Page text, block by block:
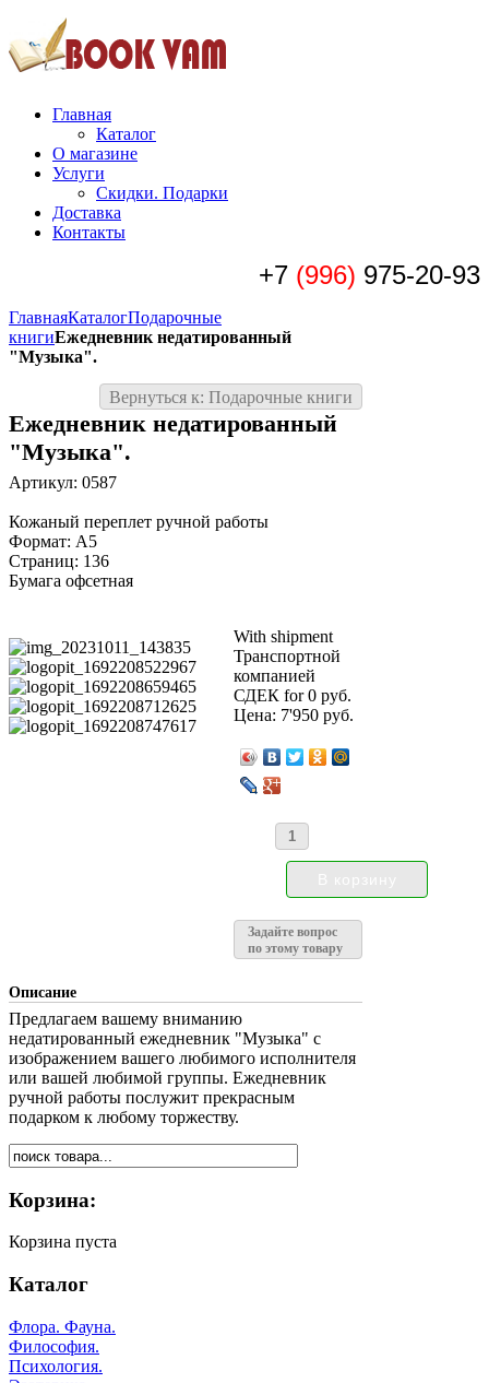
Главная
Каталог
О магазине
Услуги
Скидки. Подарки
Доставка
Контакты
+7 (996) 975-20-93
ГлавнаяКаталогПодарочные
книгиЕжедневник недатированный
"Музыка".
Вернуться к: Подарочные книги
Ежедневник недатированный
"Музыка".
Артикул: 0587
Кожаный переплет ручной работы
Формат: А5
Страниц: 136
Бумага офсетная
With shipment
Транспортной
компанией
СДЕК for 0 руб.
Цена: 7'950 руб.
Задайте вопрос
по этому товару
Описание
Предлагаем вашему вниманию
недатированный ежедневник "Музыка" с
изображением вашего любимого исполнителя
или вашей любимой группы. Ежедневник
ручной работы послужит прекрасным
подарком к любому торжеству.
Корзина:
Корзина пуста
Каталог
Флора. Фауна.
Философия.
Психология.